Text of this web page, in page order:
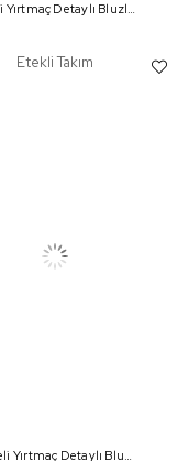
Bej-Pliseli Yırtmaç Detaylı Bluzlu Etekli Takım
Etekli Takım
Saks-Pliseli Yırtmaç Detaylı Bluzlu Etekli Takım